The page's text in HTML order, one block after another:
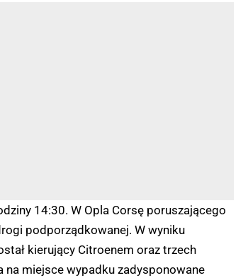
14:30. W Opla Corsę poruszającego
podporządkowanej. W wyniku
kierujący Citroenem oraz trzech
na miejsce wypadku zadysponowane